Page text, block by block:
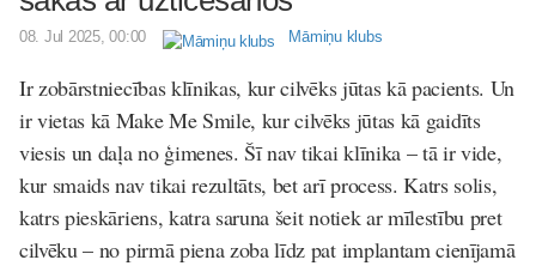
08. Jul 2025, 00:00 Māmiņu klubs
Ir zobārstniecības klīnikas, kur cilvēks jūtas kā pacients. Un
ir vietas kā Make Me Smile, kur cilvēks jūtas kā gaidīts
viesis un daļa no ģimenes. Šī nav tikai klīnika – tā ir vide,
kur smaids nav tikai rezultāts, bet arī process. Katrs solis,
katrs pieskāriens, katra saruna šeit notiek ar mīlestību pret
cilvēku – no pirmā piena zoba līdz pat implantam cienījamā